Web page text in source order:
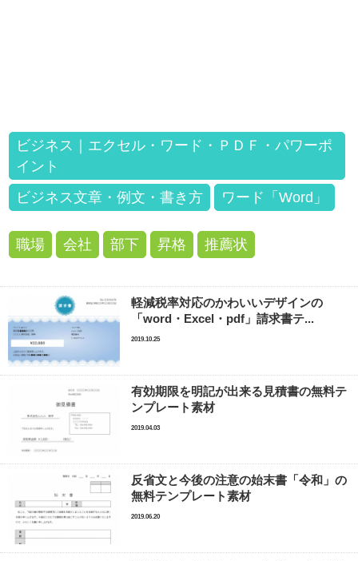
ビジネス｜エクセル・ワード・ＰＤＦ・パワーポ
イント
ビジネス文章・例文・書き方
ワード「Word」
職場 会社 部下 昇格 推薦状
軽減税率対応のかわいいデザインの
「word・Excel・pdf」請求書テ...
2019.10.25
有効期限を明記が出来る見積書の無料テ
ンプレート素材
2019.04.03
反省文と今後の注意の始末書「令和」の
無料テンプレート素材
2019.06.20